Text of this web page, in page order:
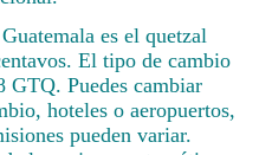
es el quetzal
El tipo de cambio
GTQ. Puedes cambiar
hoteles o aeropuertos,
pueden variar.